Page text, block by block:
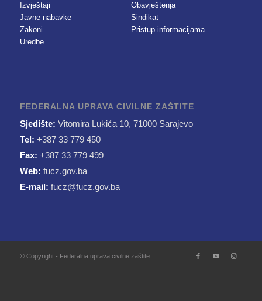
Izvještaji
Javne nabavke
Zakoni
Uredbe
Obavještenja
Sindikat
Pristup informacijama
FEDERALNA UPRAVA CIVILNE ZAŠTITE
Sjedište: Vitomira Lukića 10, 71000 Sarajevo
Tel: +387 33 779 450
Fax: +387 33 779 499
Web: fucz.gov.ba
E-mail: fucz@fucz.gov.ba
© Copyright - Federalna uprava civilne zaštite